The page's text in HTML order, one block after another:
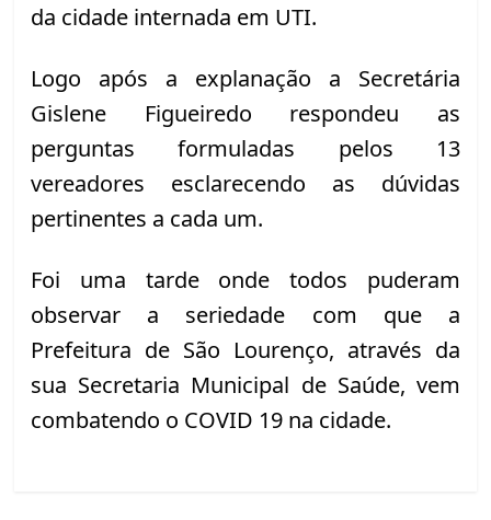
da cidade internada em UTI.
Logo após a explanação a Secretária
Gislene Figueiredo respondeu as
perguntas formuladas pelos 13
vereadores esclarecendo as dúvidas
pertinentes a cada um.
Foi uma tarde onde todos puderam
observar a seriedade com que a
Prefeitura de São Lourenço, através da
sua Secretaria Municipal de Saúde, vem
combatendo o COVID 19 na cidade.